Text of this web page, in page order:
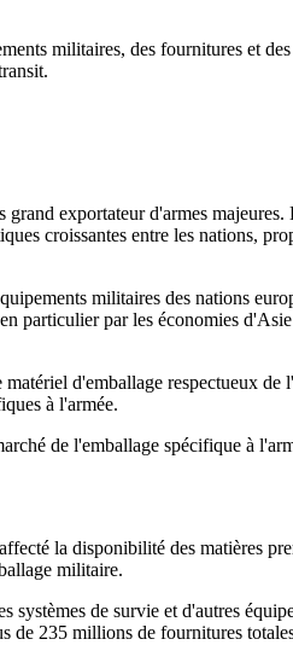
militaires, des fournitures et
exportateur d'armes majeures.
croissantes entre les nations,
militaires des nations
particulier par les économies
d'emballage respectueux de
à l'armée.
de l'emballage spécifique à
la disponibilité des matières
militaire.
de survie et d'autres
de 235 millions de fournitures